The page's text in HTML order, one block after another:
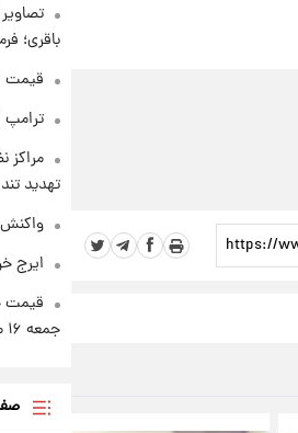
باقری؛
قیمت
ترامپ
مراکز
تهدید
واکنش
ایرج
قیمت
جمعه ۱۶ مرداد منتشر شد